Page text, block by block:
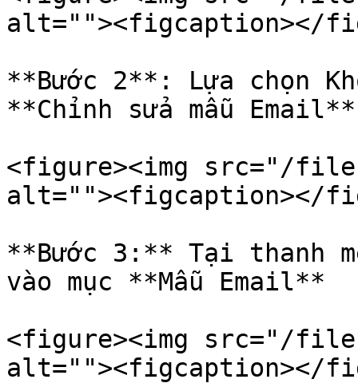
alt=""><figcaption></
**Bước 2**: Lựa chọn
**Chỉnh sửa mẫu Email**
<figure><img src="/
alt=""><figcaption></
**Bước 3:** Tại thanh
vào mục **Mẫu Email**
<figure><img src="/files/
alt=""><figcaption></